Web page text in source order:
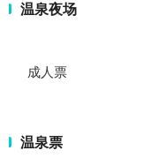
温泉夜场
成人票
温泉票